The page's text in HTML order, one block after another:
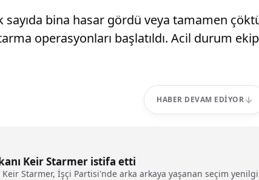
sayıda bina hasar gördü veya tamamen
operasyonları başlatıldı. Acil durum
HABER DEVAM EDIYOR
Keir Starmer istifa etti
Keir Starmer, İşçi Partisi'nde arka arkaya yaşanan seçim